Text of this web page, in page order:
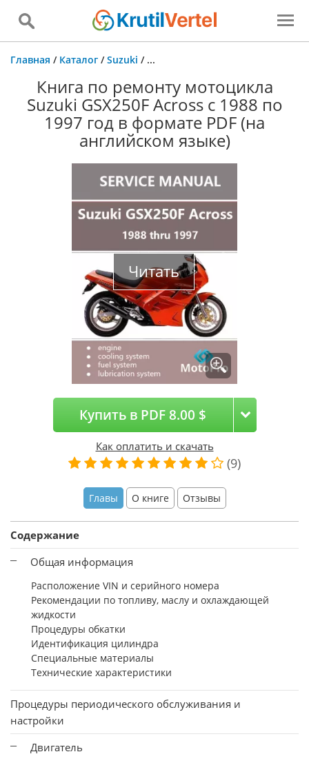
Главная / Каталог /Suzuki / ...
Книга по ремонту мотоцикла
Suzuki GSX250F Across с 1988 по
1997 год в формате PDF (на
английском языке)
Читать
Купить в PDF 8.00 $
Как оплатить и скачать
(9)
Главы О книге Отзывы
Содержание
Общая информация
Расположение VIN и серийного номера
Рекомендации по топливу, маслу и охлаждающей
жидкости
Процедуры обкатки
Идентификация цилиндра
Специальные материалы
Технические характеристики
Процедуры периодического обслуживания и
настройки
Двигатель